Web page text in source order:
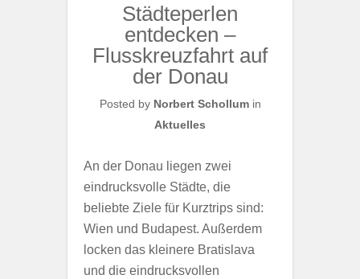
Städteperlen
entdecken –
Flusskreuzfahrt auf
der Donau
Posted by Norbert Schollumin
Aktuelles
An der Donau liegen zwei
eindrucksvolle Städte, die
beliebte Ziele für Kurztrips sind:
Wien und Budapest. Außerdem
locken das kleinere Bratislava
und die eindrucksvollen